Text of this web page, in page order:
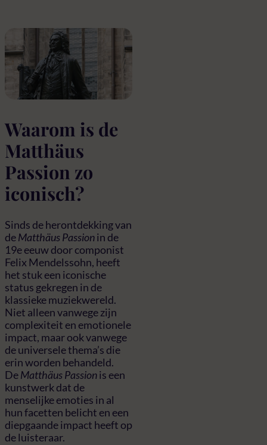
Waarom is de
Matthäus
Passion zo
iconisch?
Sinds de herontdekking van
deMatthäus Passionin de
19e eeuw door componist
Felix Mendelssohn, heeft
het stuk een iconische
status gekregen in de
klassieke muziekwereld.
Niet alleen vanwege zijn
complexiteit en emotionele
impact, maar ook vanwege
de universele thema’s die
erin worden behandeld.
DeMatthäus Passionis een
kunstwerk dat de
menselijke emoties in al
hun facetten belicht en een
diepgaande impact heeft op
de luisteraar.